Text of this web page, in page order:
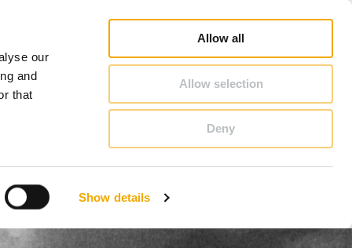
our
and
that
Show details
Allow all
Allow selection
Deny
Dänemark